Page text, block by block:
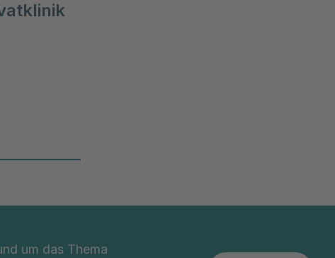
Auftrag
um das Thema